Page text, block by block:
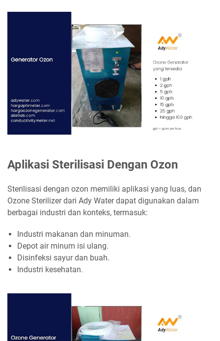
Aplikasi Sterilisasi Dengan Ozon
Sterilisasi dengan ozon memiliki aplikasi yang luas, dan
Ozone Sterilizer dari Ady Water dapat digunakan dalam
berbagai industri dan konteks, termasuk:
Industri makanan dan minuman.
Depot air minum isi ulang.
Disinfeksi sayur dan buah.
Industri kesehatan.